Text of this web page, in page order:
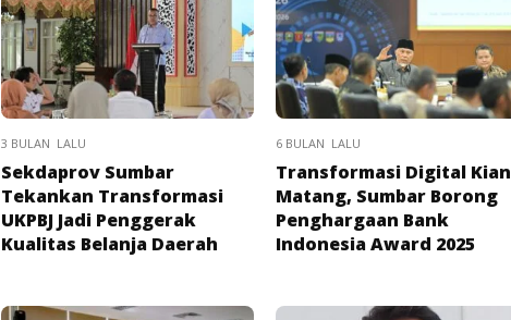
3 BULAN LALU
Sekdaprov Sumbar
Tekankan Transformasi
UKPBJ Jadi Penggerak
Kualitas Belanja Daerah
6 BULAN LALU
Transformasi Digital Kian
Matang, Sumbar Borong
Penghargaan Bank
Indonesia Award 2025